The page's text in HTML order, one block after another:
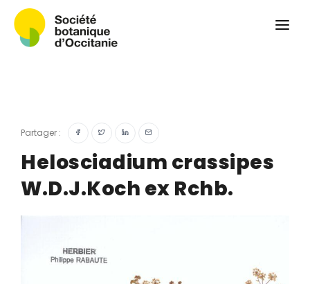
Herbier PCPR
Ressources
Actualités et calendrier
Contact
Partager :
Helosciadium crassipes
W.D.J.Koch ex Rchb.